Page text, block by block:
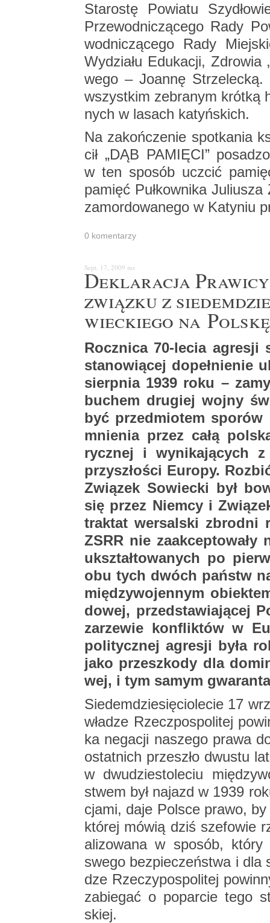
Sta­ro­stę Po­wia­tu
Prze­wod­ni­czą­ce­go Rady
wod­ni­czą­ce­go Rady
Wy­dzia­łu Edu­ka­cji,
we­go – Jo­an­nę Strze­lec­ką.
wszyst­kim ze­bra­nym krót­ką
nych w la­sach ka­tyń­skich.
Na za­koń­cze­nie spo­tka­nia
cił „DĄB PA­MIĘ­CI”
w ten spo­sób uczcić
pa­mięć Puł­kow­ni­ka
za­mor­do­wa­ne­go w Ka­ty­niu
0 ko­men­ta­rzy
Sept. 17, 2009 ms
De­kla­ra­cja
związ­ku z
wiec­kie­go na Pol­skę
Rocz­ni­ca 70-le­cia agre­sji
sta­no­wią­cej do­peł­nie­nie
sierp­nia 1939 roku –
bu­chem dru­giej wojny
być przed­mio­tem
mnie­nia przez całą
rycz­nej i wy­ni­ka­ją­cych
przy­szło­ści Eu­ro­py.
Zwią­zek So­wiec­ki był
się przez Niem­cy i
trak­tat wer­sal­ski zbrod­ni
ZSRR nie
ukształ­to­wa­nych po
obu tych dwóch państw
mię­dzy­wo­jen­nym
do­wej, przed­sta­wia­ją­cej
za­rze­wie kon­flik­tów w
po­li­tycz­nej agre­sji była
jako prze­szko­dy dla
wej, i tym samym
Sie­dem­dzie­się­cio­le­cie 17
wła­dze Rzecz­po­spo­li­tej
ka ne­ga­cji na­sze­go prawa
ostat­nich prze­szło dwu­stu
w dwu­dzie­sto­le­ciu
stwem był na­jazd w 1939
cja­mi, daje Pol­sce prawo,
któ­rej mówią dziś sze­fo­wie
ali­zo­wa­na w spo­sób,
swego bez­pie­czeń­stwa i dla
dze Rze­czy­po­spo­li­tej
za­bie­gać o po­par­cie tego
skiej.